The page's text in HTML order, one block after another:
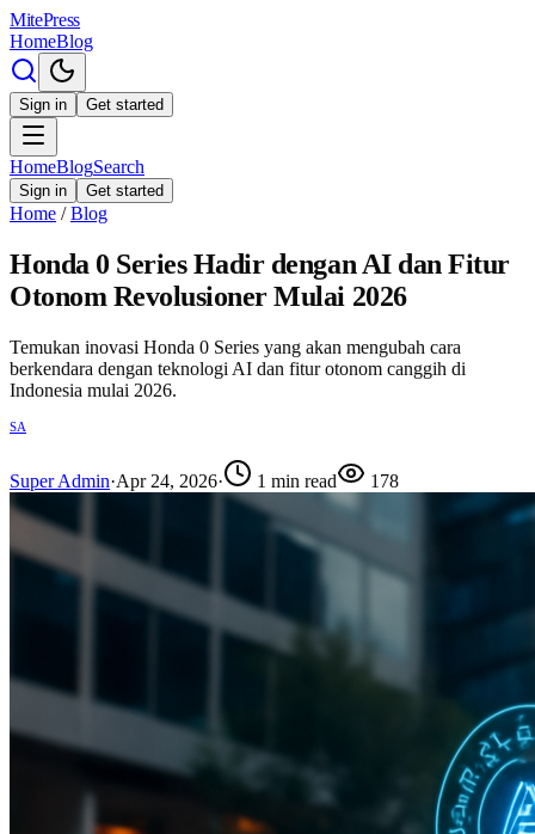
MitePress
HomeBlog
Sign in Get started
HomeBlogSearch
Sign in Get started
Home / Blog
Honda 0 Series Hadir dengan AI dan Fitur
Otonom Revolusioner Mulai 2026
Temukan inovasi Honda 0 Series yang akan mengubah cara
berkendara dengan teknologi AI dan fitur otonom canggih di
Indonesia mulai 2026.
SA
Super Admin·Apr 24, 2026· 1 min read 178